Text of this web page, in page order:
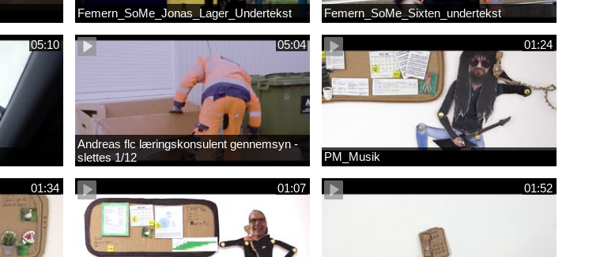
Femern_SoMe_Jonas_Lager_Undertekst Femern_SoMe_Sixten_undertekst
05:10 05:04
Andreas flc læringskonsulent gennemsyn -
slettes 1/12
01:24
PM_Musik
01:34 01:07 01:52